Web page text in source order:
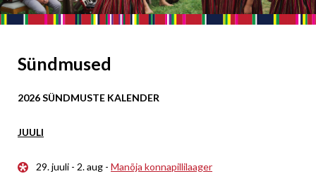
Sündmused
2026 SÜNDMUSTE KALENDER
JUULI
29. juuli - 2. aug - Manõja konnapillilaager